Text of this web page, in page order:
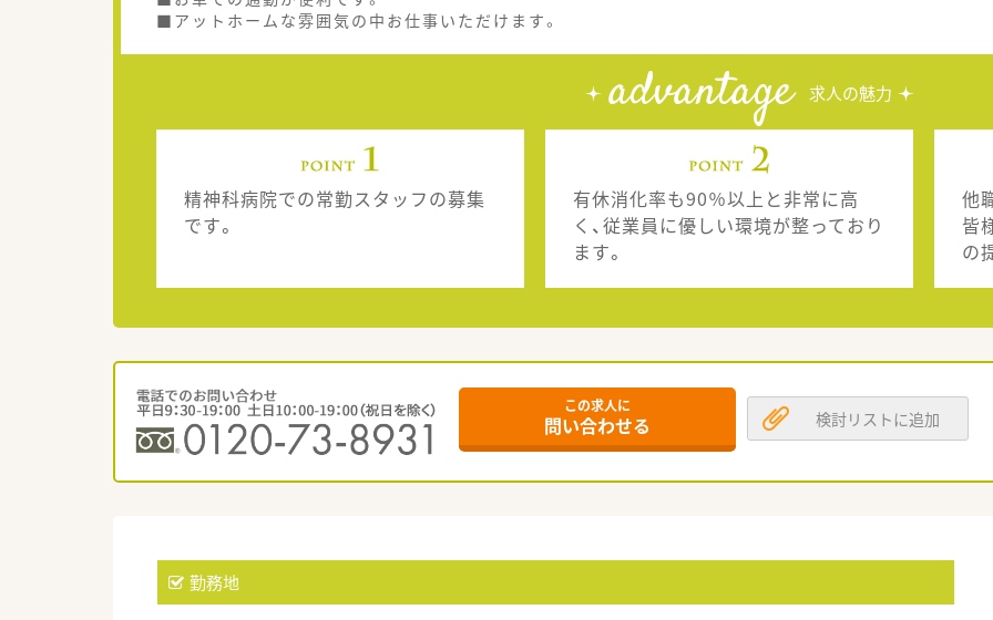
■アットホームな雰囲気の中お仕事いただけます。
advantage 求人の魅力
精神科病院での常勤スタッフの募集
です。
有休消化率も90％以上と非常に高
く、従業員に優しい環境が整っており
ます。
他
皆
の
この求人に
問い合わせる 検討リストに追加
勤務地